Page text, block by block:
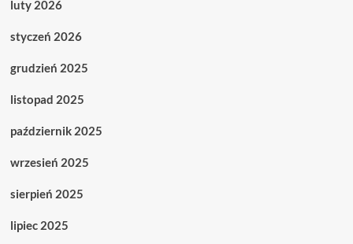
luty 2026
styczeń 2026
grudzień 2025
listopad 2025
październik 2025
wrzesień 2025
sierpień 2025
lipiec 2025